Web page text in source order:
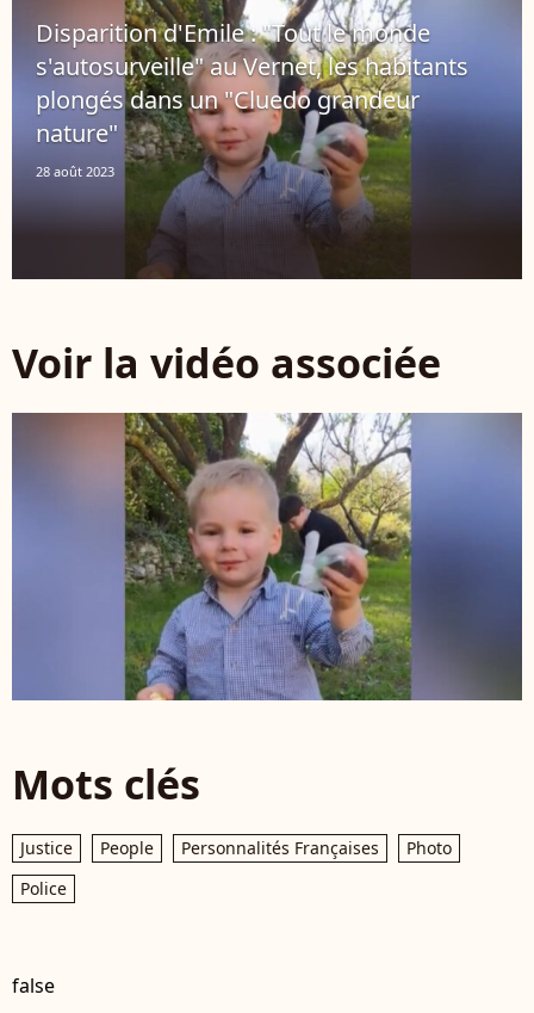
Disparition d'Emile : "Tout le monde
s'autosurveille" au Vernet, les habitants
plongés dans un "Cluedo grandeur
nature"
28 août 2023
Voir la vidéo associée
Mots clés
Justice People Personnalités Françaises
Photo
Police
false